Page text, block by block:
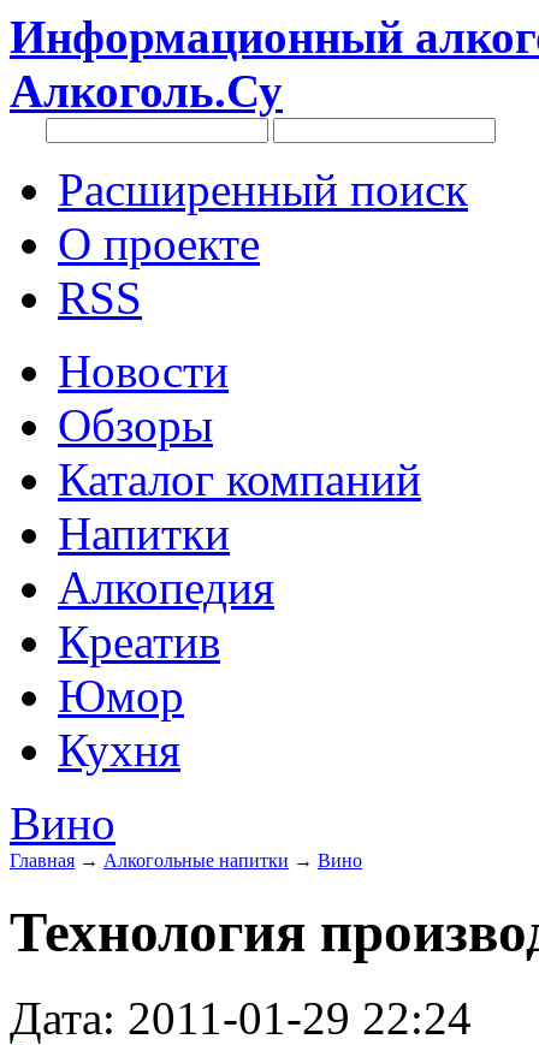
Информационный
Алкоголь.Су
Расширенный поиск
О проекте
RSS
Новости
Обзоры
Каталог компаний
Напитки
Алкопедия
Креатив
Юмор
Кухня
Вино
Главная → Алкогольные напитки → Вино
Технология
Дата: 2011-01-29 22:24